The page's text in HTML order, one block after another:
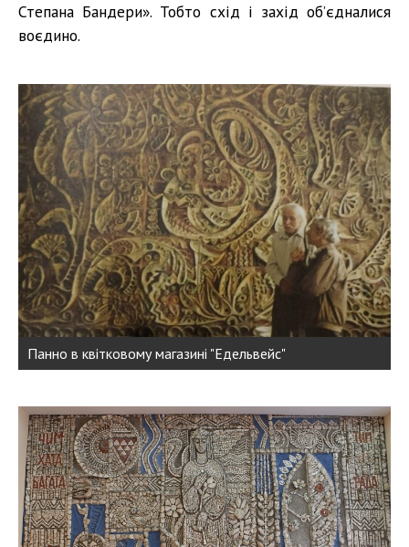
Степана Бандери». Тобто схід і захід об’єдналися
воєдино.
Панно в квітковому магазині "Едельвейс"